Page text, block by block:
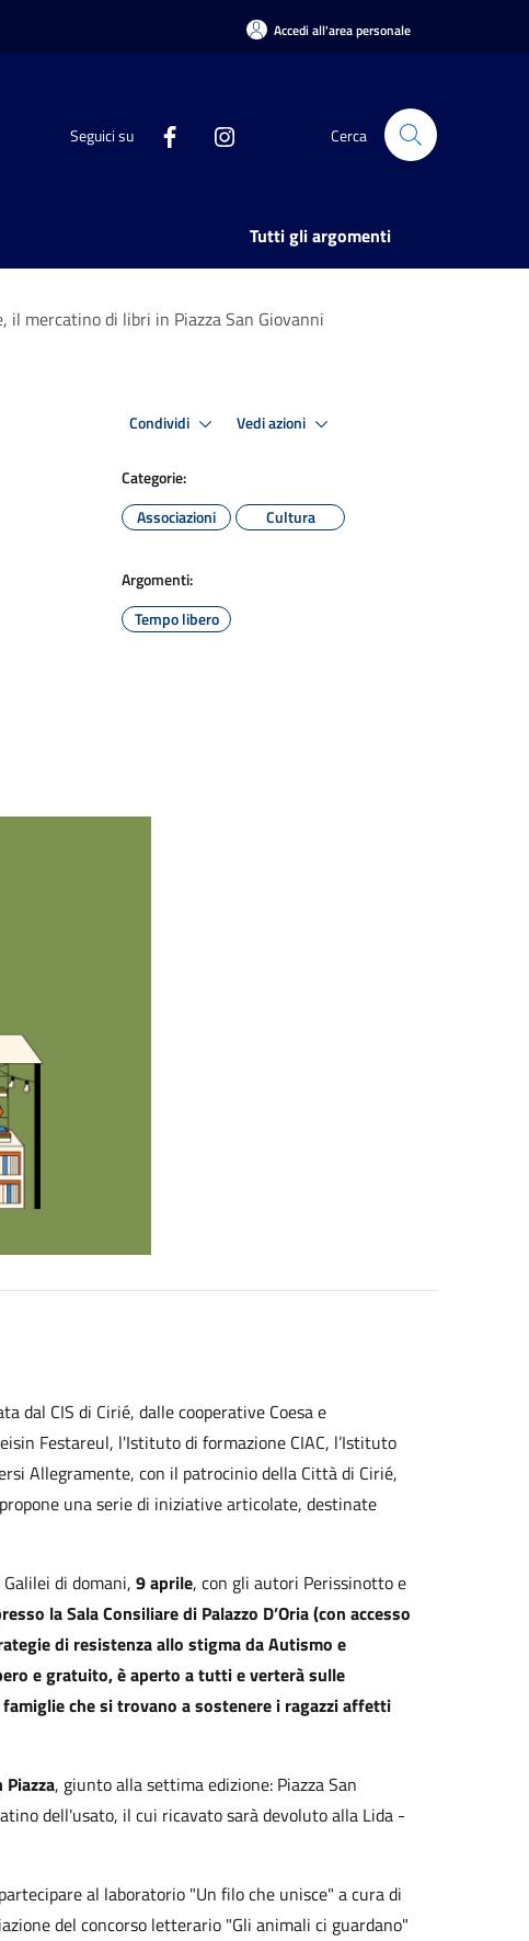
Accedi all'area personale
Seguici su Cerca
Tutti gli argomenti
mercatino di libri in Piazza San Giovanni
Condividi Vedi azioni
Categorie:
Associazioni
Cultura
Argomenti:
Tempo libero
dal CIS di Cirié, dalle cooperative Coesa e
Festareul, l'Istituto di formazione CIAC, l’Istituto
Allegramente, con il patrocinio della Città di Cirié,
una serie di iniziative articolate, destinate
di domani, 9 aprile, con gli autori Perissinotto e
la Sala Consiliare di Palazzo D’Oria (con accesso
di resistenza allo stigma da Autismo e
e gratuito, è aperto a tutti e verterà sulle
che si trovano a sostenere i ragazzi affetti
, giunto alla settima edizione: Piazza San
dell'usato, il cui ricavato sarà devoluto alla Lida -
al laboratorio "Un filo che unisce" a cura di
del concorso letterario "Gli animali ci guardano"